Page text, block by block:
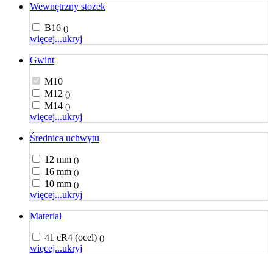
Wewnętrzny stożek
B16 ()
więcej...ukryj
Gwint
M10
M12 ()
M14 ()
więcej...ukryj
Średnica uchwytu
12 mm ()
16 mm ()
10 mm ()
więcej...ukryj
Materiał
41 cR4 (ocel) ()
więcej...ukryj